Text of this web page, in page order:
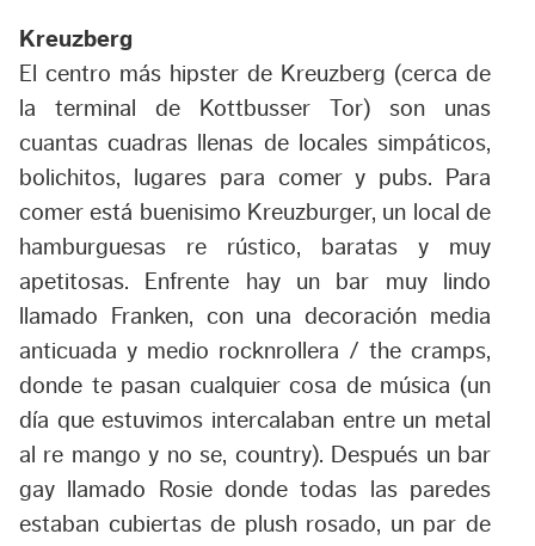
Kreuzberg
El centro más hipster de Kreuzberg (cerca de
la terminal de Kottbusser Tor) son unas
cuantas cuadras llenas de locales simpáticos,
bolichitos, lugares para comer y pubs. Para
comer está buenisimo Kreuzburger, un local de
hamburguesas re rústico, baratas y muy
apetitosas. Enfrente hay un bar muy lindo
llamado Franken, con una decoración media
anticuada y medio rocknrollera / the cramps,
donde te pasan cualquier cosa de música (un
día que estuvimos intercalaban entre un metal
al re mango y no se, country). Después un bar
gay llamado Rosie donde todas las paredes
estaban cubiertas de plush rosado, un par de